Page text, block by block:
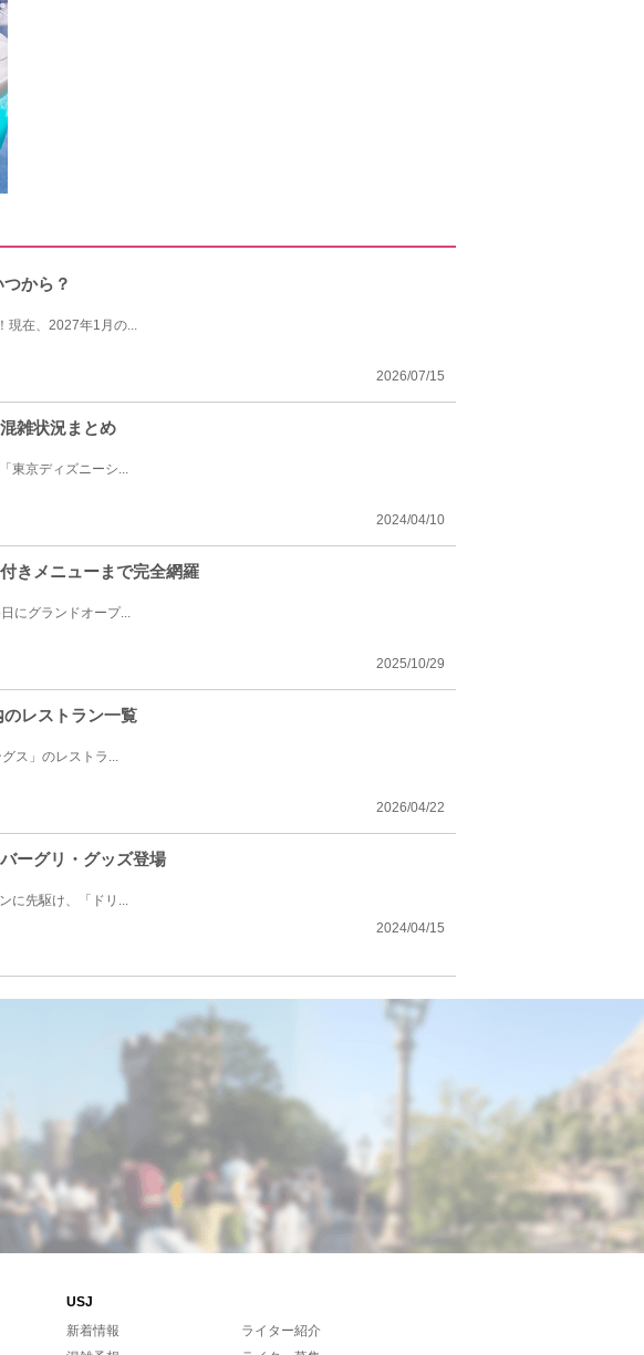
から？
現在、2027年1月の...
2026/07/15
雑状況まとめ
東京ディズニーシ...
2024/04/10
きメニューまで完全網羅
にグランドオープ...
2025/10/29
レストラン一覧
ス」のレストラ...
2026/04/22
ーグリ・グッズ登場
に先駆け、「ドリ...
2024/04/15
USJ
新着情報
ライター紹介